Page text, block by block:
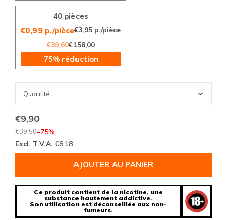
40 pièces
€0,99 p./pièce€3,95 p./pièce
€39,60€158,00
75% réduction
€9,90
€39,50-75%
Excl. T.V.A. €8,18
AJOUTER AU PANIER
Ce produit contient de la nicotine, une
substance hautement addictive.
Son utilisation est déconseillée aux non-
fumeurs.